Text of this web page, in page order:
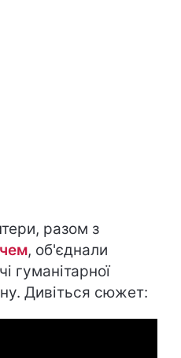
разом з
, об'єднали
гуманітарної
Дивіться сюжет: